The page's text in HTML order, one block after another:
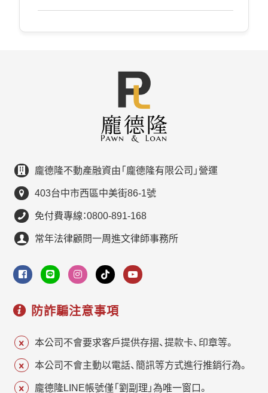
龐德隆不動產融資由「龐德隆有限公司」營運
403台中市西區中美街86-1號
免付費專線：0800-891-168
常年法律顧問一周進文律師事務所
防詐騙注意事項
本公司不會要求客戶提供存摺、提款卡、印章等。
本公司不會主動以電話、簡訊等方式進行推銷行為。
龐德隆LINE帳號僅「劉副理」為唯一窗口。